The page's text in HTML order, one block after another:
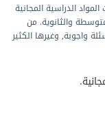
الدراسية المجانية
والثانوية. من
واجوبة, وغيرها الكثير